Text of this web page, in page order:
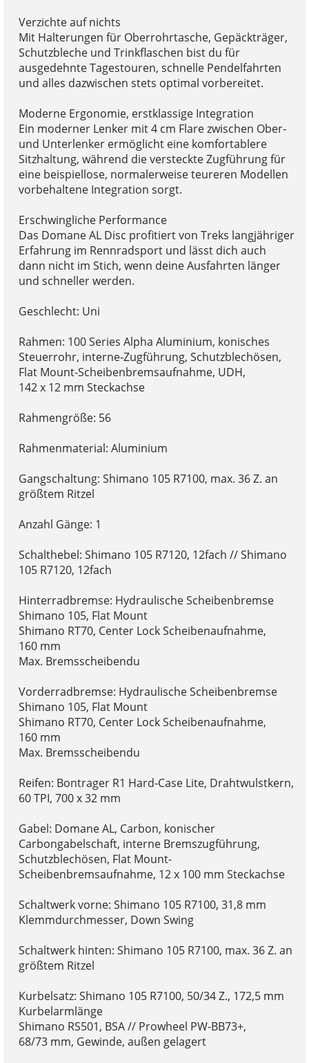
Verzichte auf nichts
Mit Halterungen für Oberrohrtasche, Gepäckträger,
Schutzbleche und Trinkflaschen bist du für
ausgedehnte Tagestouren, schnelle Pendelfahrten
und alles dazwischen stets optimal vorbereitet.
Moderne Ergonomie, erstklassige Integration
Ein moderner Lenker mit 4 cm Flare zwischen Ober-
und Unterlenker ermöglicht eine komfortablere
Sitzhaltung, während die versteckte Zugführung für
eine beispiellose, normalerweise teureren Modellen
vorbehaltene Integration sorgt.
Erschwingliche Performance
Das Domane AL Disc profitiert von Treks langjähriger
Erfahrung im Rennradsport und lässt dich auch
dann nicht im Stich, wenn deine Ausfahrten länger
und schneller werden.
Geschlecht: Uni
Rahmen: 100 Series Alpha Aluminium, konisches
Steuerrohr, interne-Zugführung, Schutzblechösen,
Flat Mount-Scheibenbremsaufnahme, UDH,
142 x 12 mm Steckachse
Rahmengröße: 56
Rahmenmaterial: Aluminium
Gangschaltung: Shimano 105 R7100, max. 36 Z. an
größtem Ritzel
Anzahl Gänge: 1
Schalthebel: Shimano 105 R7120, 12fach // Shimano
105 R7120, 12fach
Hinterradbremse: Hydraulische Scheibenbremse
Shimano 105, Flat Mount
Shimano RT70, Center Lock Scheibenaufnahme,
160 mm
Max. Bremsscheibendu
Vorderradbremse: Hydraulische Scheibenbremse
Shimano 105, Flat Mount
Shimano RT70, Center Lock Scheibenaufnahme,
160 mm
Max. Bremsscheibendu
Reifen: Bontrager R1 Hard-Case Lite, Drahtwulstkern,
60 TPI, 700 x 32 mm
Gabel: Domane AL, Carbon, konischer
Carbongabelschaft, interne Bremszugführung,
Schutzblechösen, Flat Mount-
Scheibenbremsaufnahme, 12 x 100 mm Steckachse
Schaltwerk vorne: Shimano 105 R7100, 31,8 mm
Klemmdurchmesser, Down Swing
Schaltwerk hinten: Shimano 105 R7100, max. 36 Z. an
größtem Ritzel
Kurbelsatz: Shimano 105 R7100, 50/34 Z., 172,5 mm
Kurbelarmlänge
Shimano RS501, BSA // Prowheel PW-BB73+,
68/73 mm, Gewinde, außen gelagert